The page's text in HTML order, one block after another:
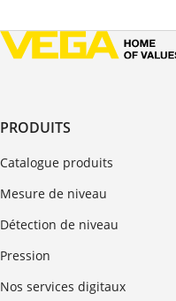
PRODUITS
Catalogue produits
Mesure de niveau
Détection de niveau
Pression
Nos services digitaux